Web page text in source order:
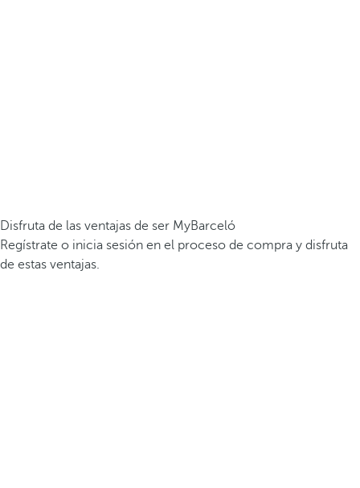
Disfruta de las ventajas de ser MyBarceló
Regístrate o inicia sesión en el proceso de compra y disfruta
de estas ventajas.